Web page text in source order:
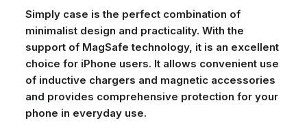
Simply case is the perfect combination of
minimalist design and practicality. With the
support of MagSafe technology, it is an excellent
choice for iPhone users. It allows convenient use
of inductive chargers and magnetic accessories
and provides comprehensive protection for your
phone in everyday use.